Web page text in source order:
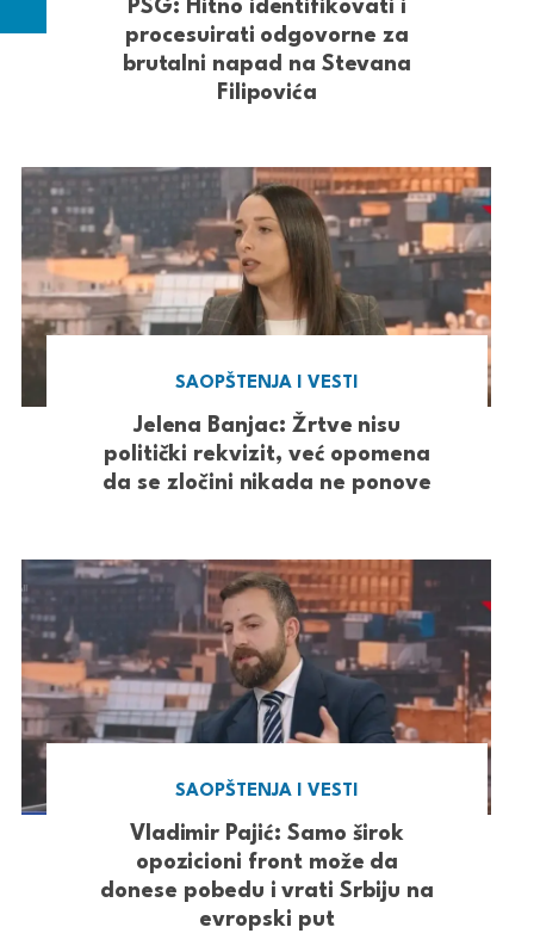
PSG: Hitno identifikovati i
procesuirati odgovorne za
brutalni napad na Stevana
Filipovića
SAOPŠTENJA I VESTI
Jelena Banjac: Žrtve nisu
politički rekvizit, već opomena
da se zločini nikada ne ponove
SAOPŠTENJA I VESTI
Vladimir Pajić: Samo širok
opozicioni front može da
donese pobedu i vrati Srbiju na
evropski put